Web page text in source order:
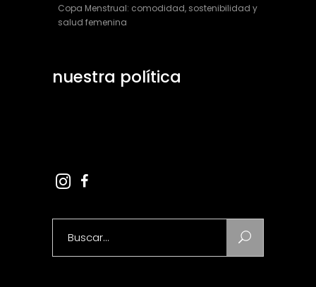
Copa Menstrual: comodidad, sostenibilidad y
salud femenina
nuestra política